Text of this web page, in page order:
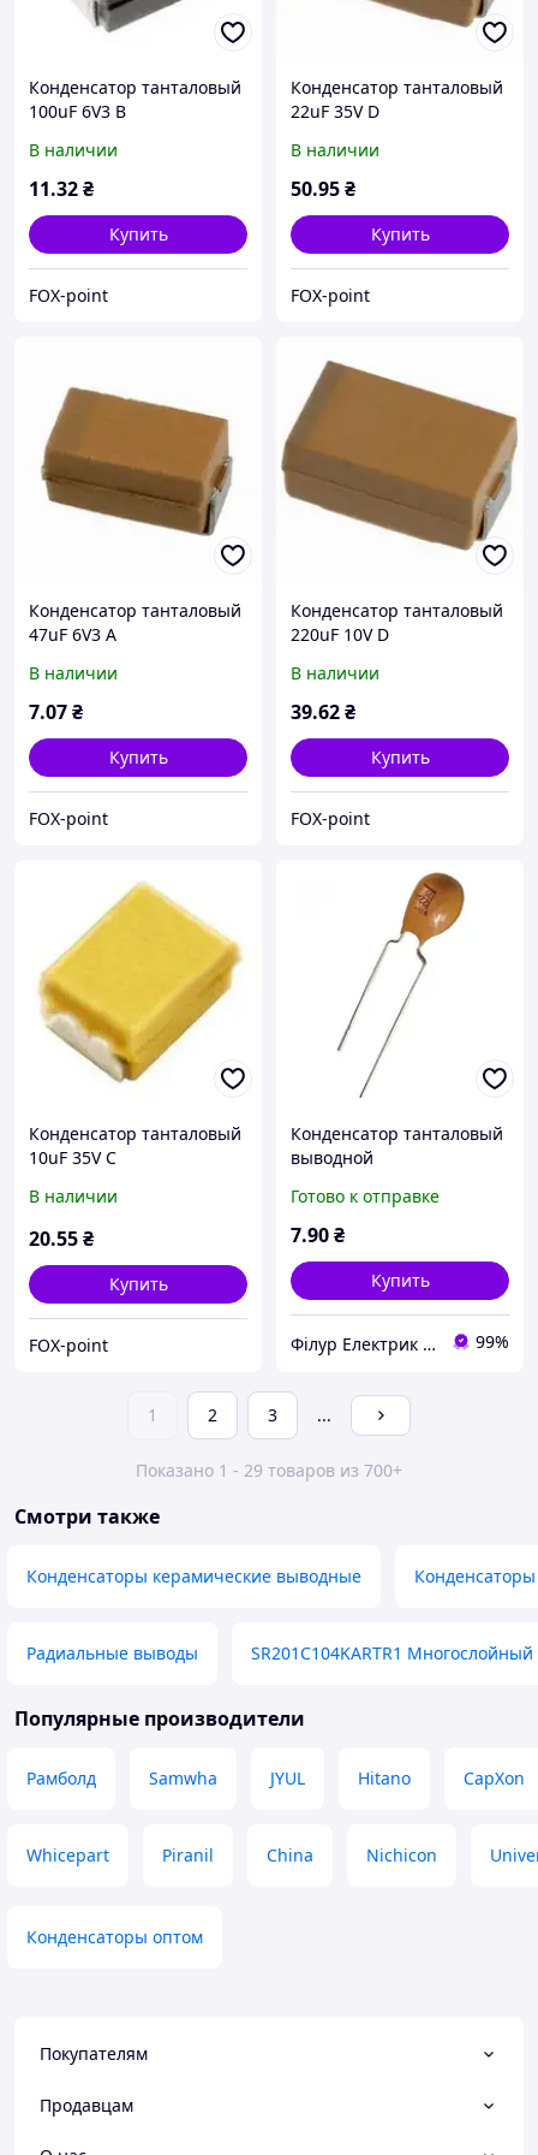
Конденсатор танталовый
100uF 6V3 B
В наличии
11.32₴
Купить
FOX-point
Конденсатор танталовый
22uF 35V D
В наличии
50.95₴
Купить
FOX-point
Конденсатор танталовый
47uF 6V3 A
В наличии
7.07₴
Купить
FOX-point
Конденсатор танталовый
220uF 10V D
В наличии
39.62₴
Купить
FOX-point
Конденсатор танталовый
10uF 35V C
В наличии
20.55₴
Купить
FOX-point
Конденсатор танталовый
выводной
Готово к отправке
7.90₴
Купить
Філур Електрик ЛТД 99%
1 2 3 ...
Показано 1 - 29 товаров из 700+
Смотри также
Конденсаторы керамические выводные
Радиальные выводы SR201C104KARTR1
Популярные производители
Рамболд Samwha JYUL Hitano CapXon
Whicepart Piranil China Nichicon
Конденсаторы оптом
Покупателям
Продавцам